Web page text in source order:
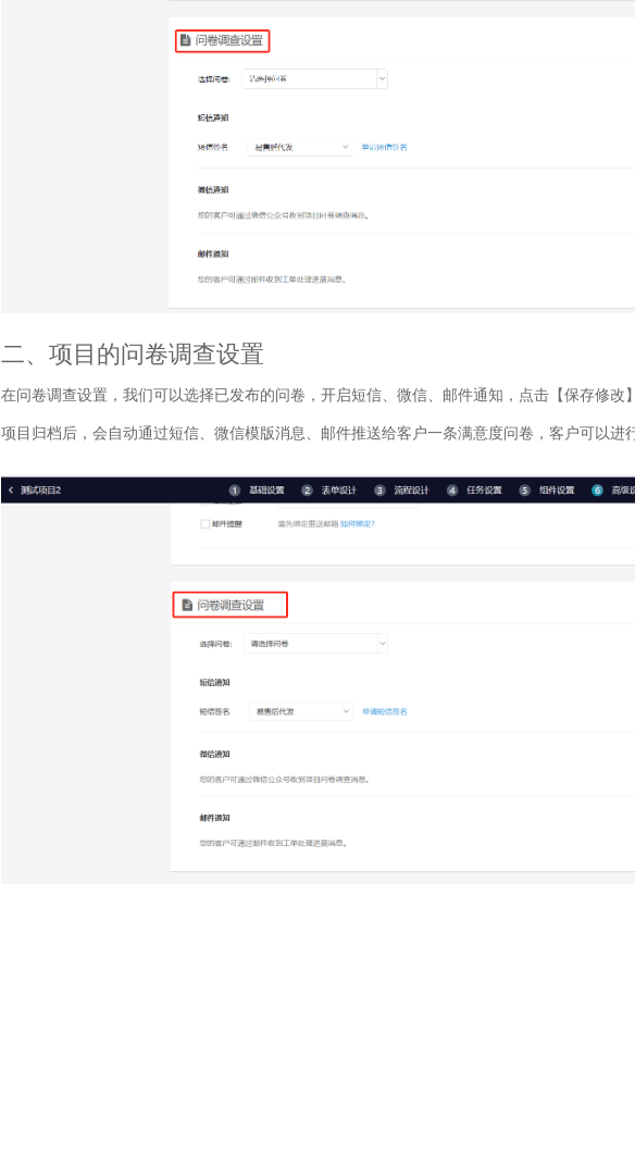
二、项目的问卷调查设置
在问卷调查设置，我们可以选择已发布的问卷，开启短信、微信、邮件通知，点击【保存修改
项目归档后，会自动通过短信、微信模版消息、邮件推送给客户一条满意度问卷，客户可以进